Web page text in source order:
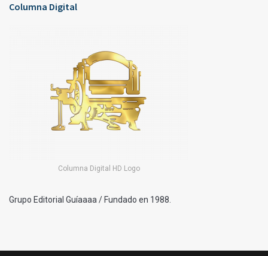
Columna Digital
Columna Digital HD Logo
Grupo Editorial Guíaaaa / Fundado en 1988.